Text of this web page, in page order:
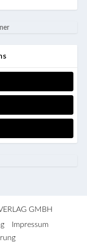
GMBH
Impressum